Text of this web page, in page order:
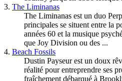
3. The Liminanas
The Liminanas est un duo
principales se situent entre la
années 60 et la musique
que Joy Division ou des ...
4. Beach Fossils
Dustin Payseur est un doux
réalité pour entreprendre ses
fraîchement débarqué à